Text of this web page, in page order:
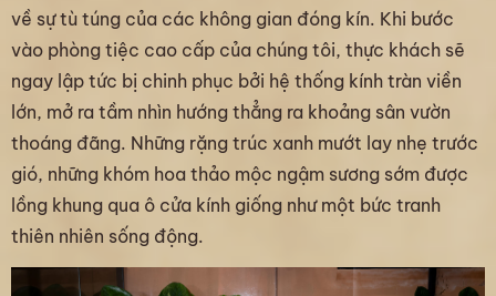
về sự tù túng của các không gian đóng kín. Khi bước
vào phòng tiệc cao cấp của chúng tôi, thực khách sẽ
ngay lập tức bị chinh phục bởi hệ thống kính tràn viền
lớn, mở ra tầm nhìn hướng thẳng ra khoảng sân vườn
thoáng đãng. Những rặng trúc xanh mướt lay nhẹ trước
gió, những khóm hoa thảo mộc ngậm sương sớm được
lồng khung qua ô cửa kính giống như một bức tranh
thiên nhiên sống động.